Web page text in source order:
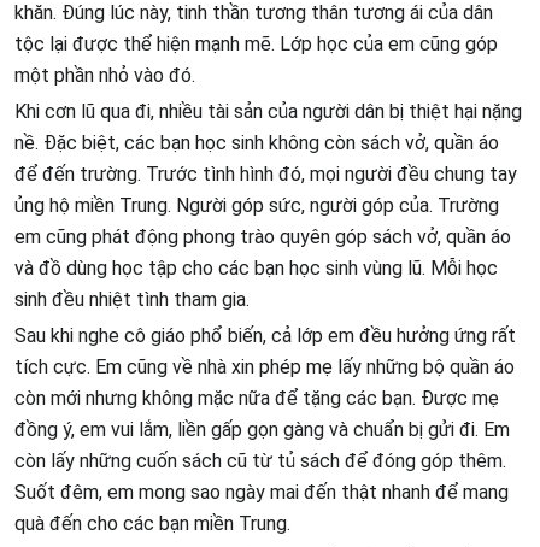
khăn. Đúng lúc này, tinh thần tương thân tương ái của dân
tộc lại được thể hiện mạnh mẽ. Lớp học của em cũng góp
một phần nhỏ vào đó.
Khi cơn lũ qua đi, nhiều tài sản của người dân bị thiệt hại nặng
nề. Đặc biệt, các bạn học sinh không còn sách vở, quần áo
để đến trường. Trước tình hình đó, mọi người đều chung tay
ủng hộ miền Trung. Người góp sức, người góp của. Trường
em cũng phát động phong trào quyên góp sách vở, quần áo
và đồ dùng học tập cho các bạn học sinh vùng lũ. Mỗi học
sinh đều nhiệt tình tham gia.
Sau khi nghe cô giáo phổ biến, cả lớp em đều hưởng ứng rất
tích cực. Em cũng về nhà xin phép mẹ lấy những bộ quần áo
còn mới nhưng không mặc nữa để tặng các bạn. Được mẹ
đồng ý, em vui lắm, liền gấp gọn gàng và chuẩn bị gửi đi. Em
còn lấy những cuốn sách cũ từ tủ sách để đóng góp thêm.
Suốt đêm, em mong sao ngày mai đến thật nhanh để mang
quà đến cho các bạn miền Trung.